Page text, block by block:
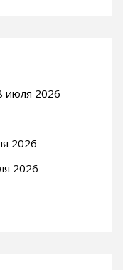
июля 2026
2026
2026